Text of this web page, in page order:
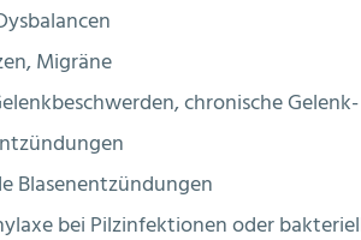
Migräne
chronische
Blasenentzündungen
bei Pilzinfektionen oder